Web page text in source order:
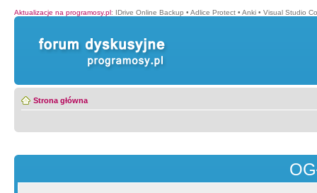
Aktualizacje na programosy.pl: IDrive Online Backup • Adlice Protect • Anki • Visual Studio
Strona główna